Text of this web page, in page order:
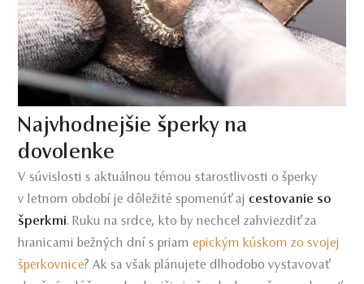
Najvhodnejšie šperky na
dovolenke
V súvislosti s aktuálnou témou starostlivosti o šperky
v letnom období je dôležité spomenúť aj cestovanie so
šperkmi. Ruku na srdce, kto by nechcel zahviezdiť za
hranicami bežných dní s priamepickým kúskom zo svojej
šperkovnice? Ak sa však plánujete dlhodobo vystavovať